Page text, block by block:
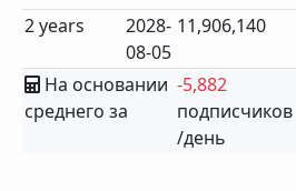
2 years
2028-
08-05
11,906,140
На основании
среднего за
-5,882
подписчиков
/день